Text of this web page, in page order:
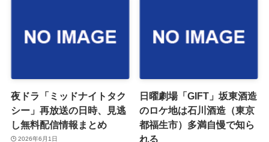
夜ドラ「ミッドナイトタク
シー」再放送の日時、見逃
し無料配信情報まとめ
2026年6月1日
日曜劇場「GIFT」坂東酒造
のロケ地は石川酒造（東京
都福生市）多満自慢で知ら
れる